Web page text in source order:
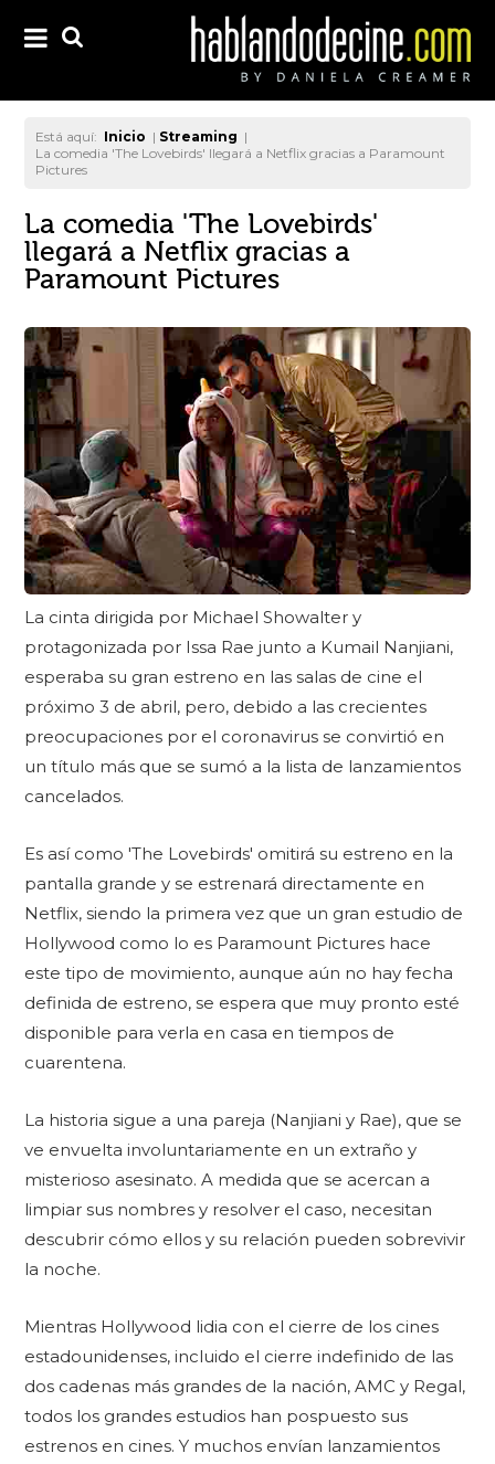
Está aquí: Inicio | Streaming |
La comedia 'The Lovebirds' llegará a Netflix gracias a Paramount
Pictures
La comedia 'The Lovebirds'
llegará a Netflix gracias a
Paramount Pictures
La cinta dirigida por Michael Showalter y
protagonizada por Issa Rae junto a Kumail Nanjiani,
esperaba su gran estreno en las salas de cine el
próximo 3 de abril, pero, debido a las crecientes
preocupaciones por el coronavirus se convirtió en
un título más que se sumó a la lista de lanzamientos
cancelados.
Es así como 'The Lovebirds' omitirá su estreno en la
pantalla grande y se estrenará directamente en
Netflix, siendo la primera vez que un gran estudio de
Hollywood como lo es Paramount Pictures hace
este tipo de movimiento, aunque aún no hay fecha
definida de estreno, se espera que muy pronto esté
disponible para verla en casa en tiempos de
cuarentena.
La historia sigue a una pareja (Nanjiani y Rae), que se
ve envuelta involuntariamente en un extraño y
misterioso asesinato. A medida que se acercan a
limpiar sus nombres y resolver el caso, necesitan
descubrir cómo ellos y su relación pueden sobrevivir
la noche.
Mientras Hollywood lidia con el cierre de los cines
estadounidenses, incluido el cierre indefinido de las
dos cadenas más grandes de la nación, AMC y Regal,
todos los grandes estudios han pospuesto sus
estrenos en cines. Y muchos envían lanzamientos